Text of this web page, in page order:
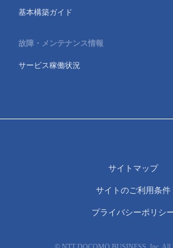
基本構築ガイド
故障・メンテナンス情報
サービス稼働状況
サイトマップ
サイトのご利用条件
プライバシーポリシ